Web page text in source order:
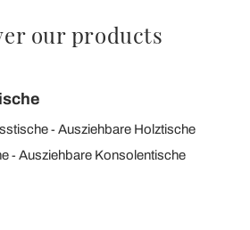
our products
Ausziehbare Holztische
Ausziehbare Konsolentische